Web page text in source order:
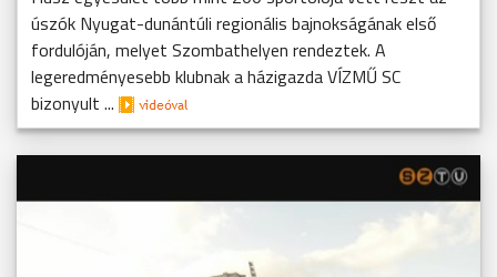
úszók Nyugat-dunántúli regionális bajnokságának első
fordulóján, melyet Szombathelyen rendeztek. A
legeredményesebb klubnak a házigazda VÍZMŰ SC
bizonyult ...